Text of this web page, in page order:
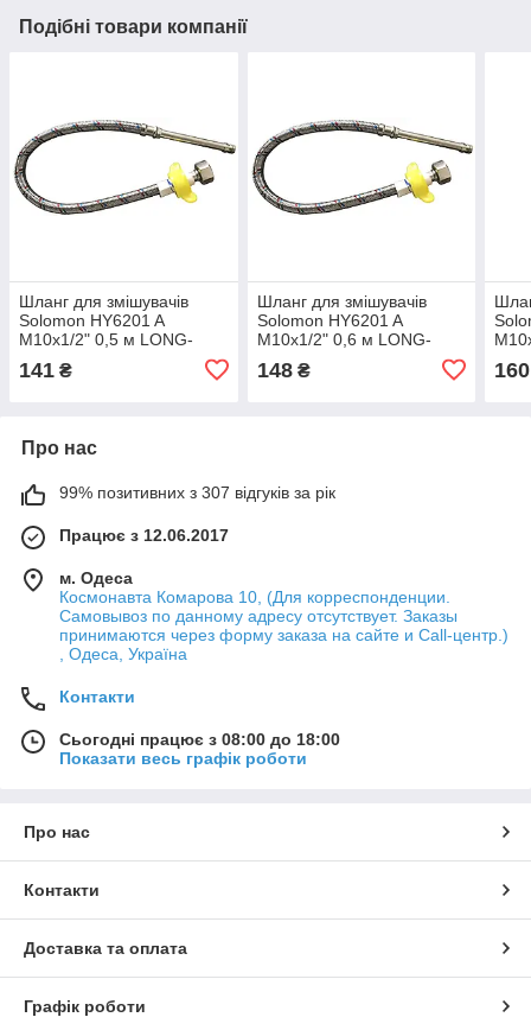
Подібні товари компанії
Шланг для змішувачів
Solomon HY6201 A
М10х1/2" 0,5 м LONG-
141 ₴
Шланг для змішувачів
Solomon HY6201 A
М10х1/2" 0,6 м LONG-
148₴ 160
Про нас
99% позитивних з 307 відгуків за рік
Працює з 12.06.2017
м. Одеса
Космонавта Комарова 10, (Для корреспонденции.
Самовывоз по данному адресу отсутствует. Заказы
принимаются через форму заказа на сайте и Call-центр.)
, Одеса, Україна
Контакти
Сьогодні працює з 08:00 до 18:00
Показати весь графік роботи
Про нас
Контакти
Доставка та оплата
Графік роботи